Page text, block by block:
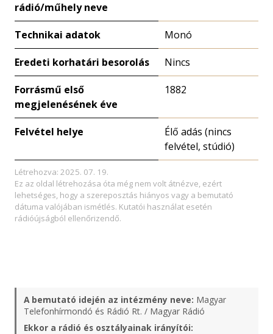
rádió/műhely neve
Technikai adatok Monó
Eredeti korhatári besorolás Nincs
Forrásmű első
megjelenésének éve
1882
Felvétel helye
Élő adás (nincs
felvétel, stúdió)
Létrehozva: 2025. 07. 19.
Ez az oldal létrehozása óta még nem volt átnézve, ezért
lehetséges, hogy a szereposztás hiányos vagy a bemutató
dátuma valójában ismétlés. Kutatói használat esetén
rádióújságból ellenőrizendő.
A bemutató idején az intézmény neve: Magyar
Telefonhírmondó és Rádió Rt. / Magyar Rádió
Ekkor a rádió és osztályainak irányítói: